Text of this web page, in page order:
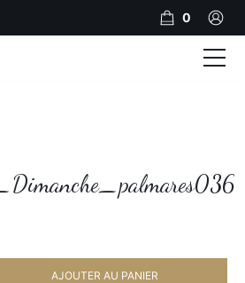
AJOUTER AU PANIER
0